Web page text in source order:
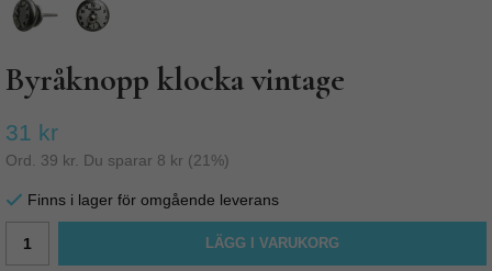
Byråknopp klocka vintage
31 kr
Ord. 39 kr . Du sparar 8 kr (21 %)
Finns i lager för omgående leverans
LÄGG I VARUKORG